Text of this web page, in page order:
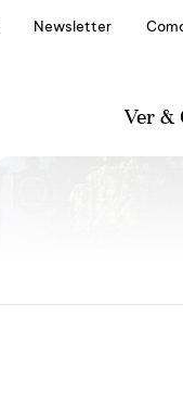
Newsletter
Ver &